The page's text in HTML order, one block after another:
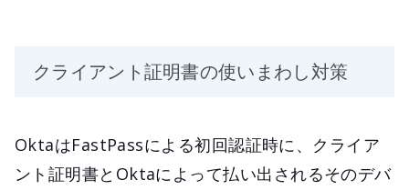
クライアント証明書の使いまわし対策
OktaはFastPassによる初回認証時に、クライア
ント証明書とOktaによって払い出されるそのデバ